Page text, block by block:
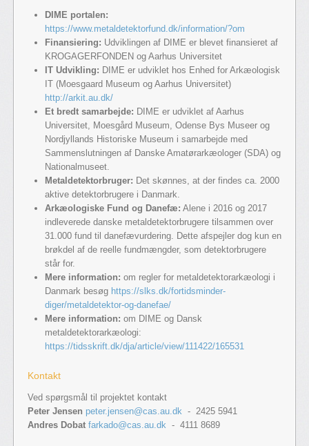
DIME portalen:
https://www.metaldetektorfund.dk/information/?om
Finansiering: Udviklingen af DIME er blevet finansieret af
KROGAGERFONDEN og Aarhus Universitet
IT Udvikling: DIME er udviklet hos Enhed for Arkæologisk
IT (Moesgaard Museum og Aarhus Universitet)
http://arkit.au.dk/
Et bredt samarbejde: DIME er udviklet af Aarhus
Universitet, Moesgård Museum, Odense Bys Museer og
Nordjyllands Historiske Museum i samarbejde med
Sammenslutningen af Danske Amatørarkæologer (SDA) og
Nationalmuseet.
Metaldetektorbruger: Det skønnes, at der findes ca. 2000
aktive detektorbrugere i Danmark.
Arkæologiske Fund og Danefæ: Alene i 2016 og 2017
indleverede danske metaldetektorbrugere tilsammen over
31.000 fund til danefævurdering. Dette afspejler dog kun en
brøkdel af de reelle fundmængder, som detektorbrugere
står for.
Mere information: om regler for metaldetektorarkæologi i
Danmark besøg https://slks.dk/fortidsminder-
diger/metaldetektor-og-danefae/
Mere information: om DIME og Dansk
metaldetektorarkæologi:
https://tidsskrift.dk/dja/article/view/111422/165531
Kontakt
Ved spørgsmål til projektet kontakt
Peter Jensen peter.jensen@cas.au.dk - 2425 5941
Andres Dobat farkado@cas.au.dk - 4111 8689